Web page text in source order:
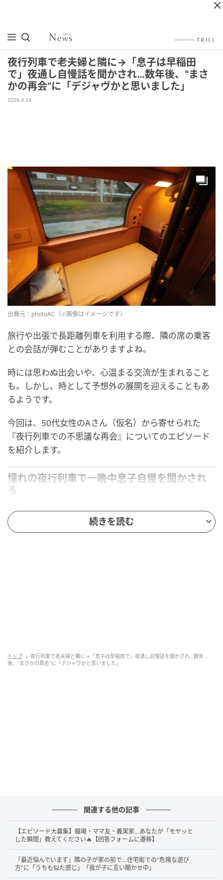
夜行列車で老夫婦と隣に→「息子は早稲田
で」夜通し自慢話を聞かされ…数年後、“まさ
かの再会”に「デジャヴかと思いました」
2026.4.24
出典元：photoAC（※画像はイメージです）
旅行や出張で長距離列車を利用する際、隣の席の乗客
との会話が弾むことがありますよね。
時には思わぬ出会いや、心温まる交流が生まれること
も。しかし、時として予想外の展開を迎えることもあ
るようです。
今回は、50代女性のAさん（仮名）から寄せられた
『夜行列車での不思議な再会』についてのエピソード
を紹介します。
憧れの夜行列車で一晩中息子自慢を聞かされ
る
ある日、憧れの夜行列車に一人で乗車した時のことで
す。
まいました。
驚きと共に、ある切実な気持ちが湧き上がりました。
「分かっているなら、止めてよ！」と思いました。
旦那さんの記憶力と、止まらないおしゃべり
続きを読む
トップ
夜行列車で老夫婦と隣に→「息子は早稲田で」夜通し自慢話を聞かされ…数年
後、“まさかの再会”に「デジャヴかと思いました」
関連する他の記事
【エピソード大募集】職場・ママ友・義実家…あなたが「モヤッと
した瞬間」教えてください🔥【回答フォームに遷移】
「最近悩んでいます」隣の子が家の前で…住宅街での“危険な遊び
方”に「うちも似た感じ」「我が子に言い聞かせ中」